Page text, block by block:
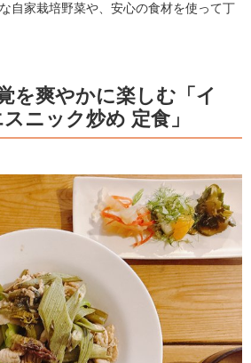
自家栽培野菜や、安心の食材を使って丁
を爽やかに楽しむ「イ
ニック炒め 定食」